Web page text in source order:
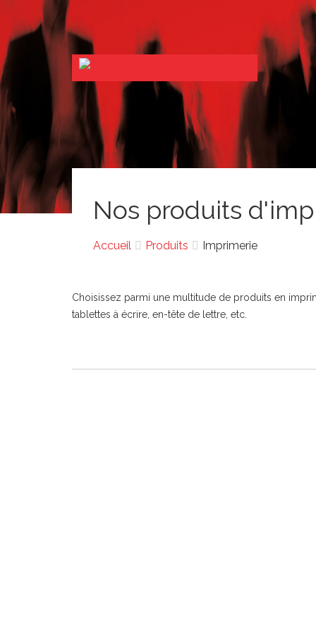
Nos produits
Accueil Produits Imprimerie
Choisissez parmi une multitude de produits en
tablettes à écrire, en-tête de lettre, etc.